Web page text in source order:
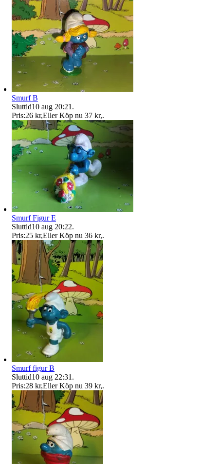
Smurf B
Sluttid10 aug 20:21 .
Pris:26 kr,Eller Köp nu 37 kr,.
Smurf Figur E
Sluttid10 aug 20:22.
Pris:25 kr,Eller Köp nu 36 kr,.
Smurf figur B
Sluttid10 aug 22:31 .
Pris:28 kr,Eller Köp nu 39 kr,.